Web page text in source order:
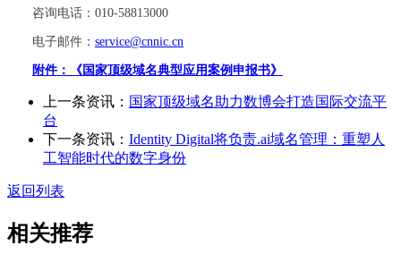
咨询电话：010-58813000
电子邮件： service@cnnic.cn
附件：《国家顶级域名典型应用案例申报书》
上一条资讯： 国家顶级域名助力数博会打造国际交流平
台
下一条资讯： Identity Digital将负责.ai域名管理：重塑人
工智能时代的数字身份
返回列表
相关推荐